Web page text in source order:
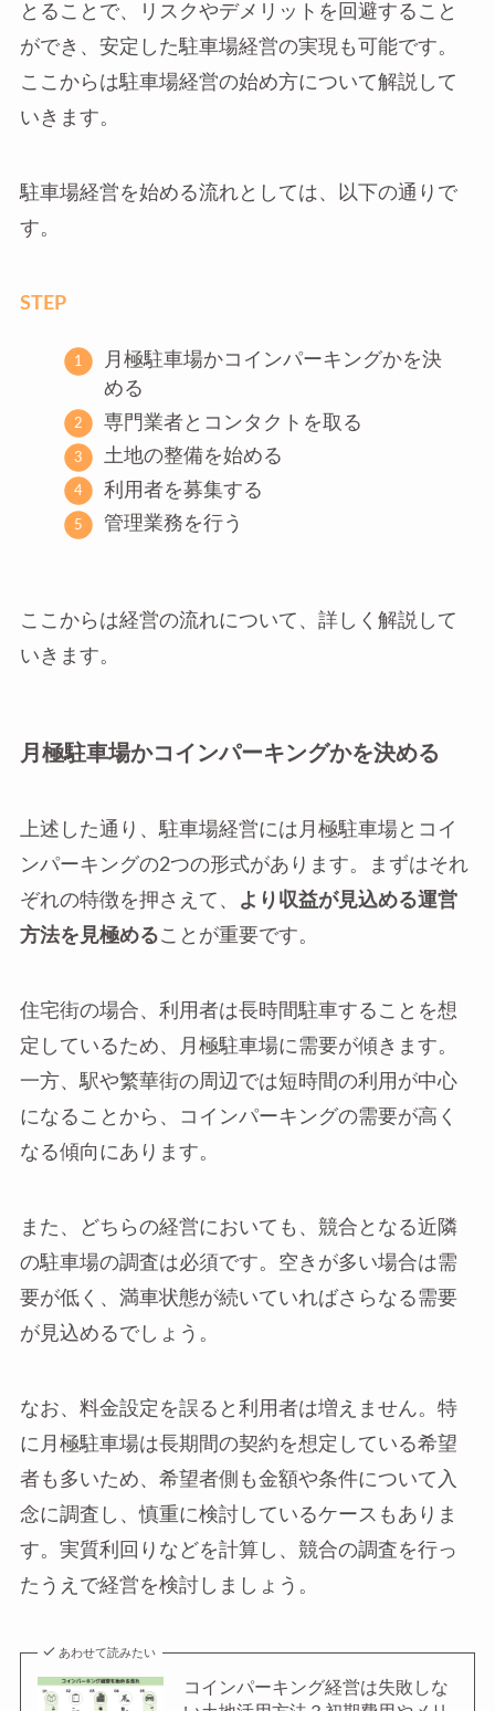
とることで、リスクやデメリットを回避すること
ができ、安定した駐車場経営の実現も可能です。
ここからは駐車場経営の始め方について解説して
いきます。
駐車場経営を始める流れとしては、以下の通りで
す。
STEP
月極駐車場かコインパーキングかを決
める
専門業者とコンタクトを取る
土地の整備を始める
利用者を募集する
管理業務を行う
ここからは経営の流れについて、詳しく解説して
いきます。
月極駐車場かコインパーキングかを決める
上述した通り、駐車場経営には月極駐車場とコイ
ンパーキングの2つの形式があります。まずはそれ
ぞれの特徴を押さえて、
より収益が見込める運営
方法を見極めることが重要です。
住宅街の場合、利用者は長時間駐車することを想
定しているため、月極駐車場に需要が傾きます。
一方、駅や繁華街の周辺では短時間の利用が中心
になることから、コインパーキングの需要が高く
なる傾向にあります。
また、どちらの経営においても、競合となる近隣
の駐車場の調査は必須です。空きが多い場合は需
要が低く、満車状態が続いていればさらなる需要
が見込めるでしょう。
なお、料金設定を誤ると利用者は増えません。特
に月極駐車場は長期間の契約を想定している希望
者も多いため、希望者側も金額や条件について入
念に調査し、慎重に検討しているケースもありま
す。実質利回りなどを計算し、競合の調査を行っ
たうえで経営を検討しましょう。
あわせて読みたい
コインパーキング経営は失敗しな